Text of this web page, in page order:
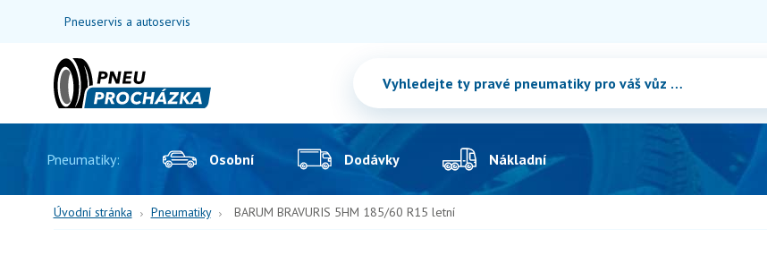
Pneuservis a autoservis
Pneumatiky: Osobní Dodávky Nákladní
Úvodní stránka Pneumatiky BARUM BRAVURIS 5HM 185/60 R15 letní